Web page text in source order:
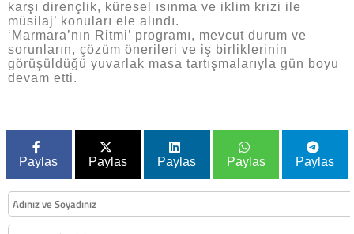
karşı dirençlik, küresel ısınma ve iklim krizi ile
müsilaj’ konuları ele alındı.
‘Marmara’nın Ritmi’ programı, mevcut durum ve
sorunların, çözüm önerileri ve iş birliklerinin
görüşüldüğü yuvarlak masa tartışmalarıyla gün boyu
devam etti.
Paylas Paylas Paylas Paylas Paylas